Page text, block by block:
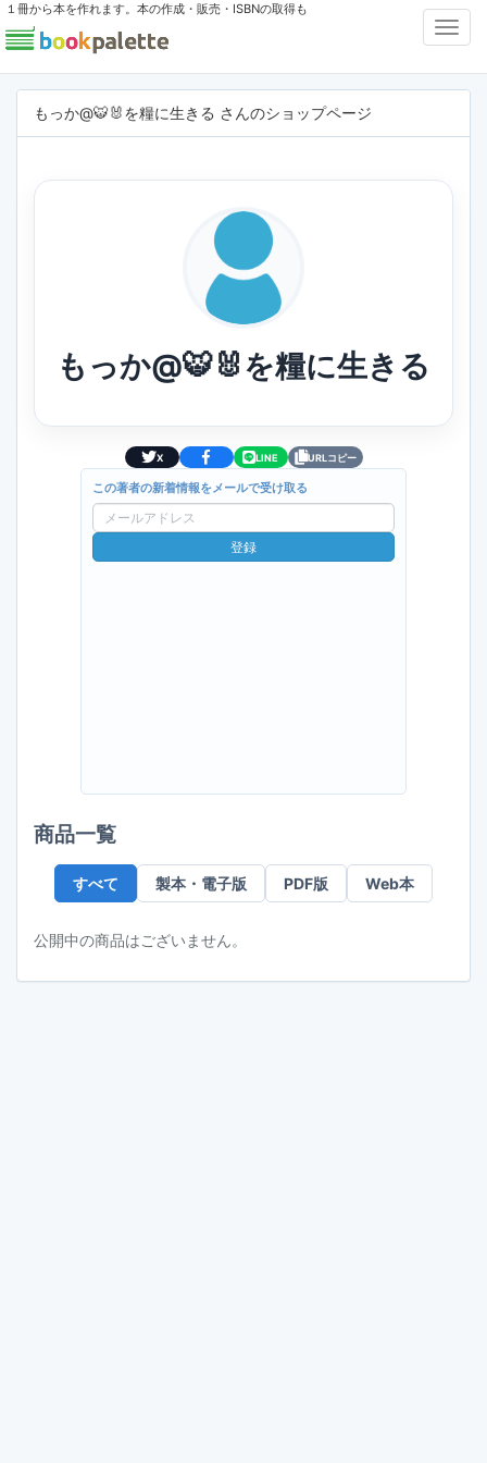
１冊から本を作れます。本の作成・販売・ISBNの取得も
もっか@🐯🐰を糧に生きる さんのショップページ
もっか@🐯🐰を糧に生きる
X LINE URLコピー
この著者の新着情報をメールで受け取る
ー
ル
登録
商品一覧
すべて 製本・電子版 PDF版 Web本
公開中の商品はございません。